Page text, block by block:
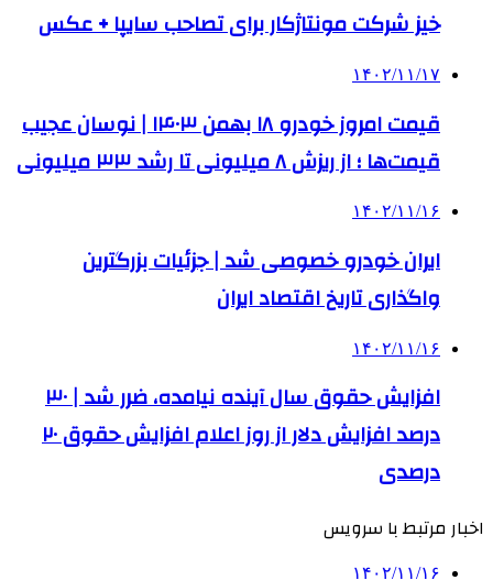
خیز شرکت مونتاژکار برای تصاحب سایپا + عکس
۱۴۰۲/۱۱/۱۷
قیمت امروز خودرو ۱۸ بهمن ۱۴۰۳ | نوسان عجیب
قیمت‌ها ؛ از ریزش ۸ میلیونی تا رشد ۳۳ میلیونی
۱۴۰۲/۱۱/۱۶
ایران خودرو خصوصی شد | جزئیات بزرگترین
واگذاری تاریخ اقتصاد ایران
۱۴۰۲/۱۱/۱۶
افزایش حقوق سال آینده نیامده، ضرر شد | ۳۰
درصد افزایش دلار از روز اعلام افزایش حقوق ۲۰
درصدی
اخبار مرتبط با سرویس
۱۴۰۲/۱۱/۱۶